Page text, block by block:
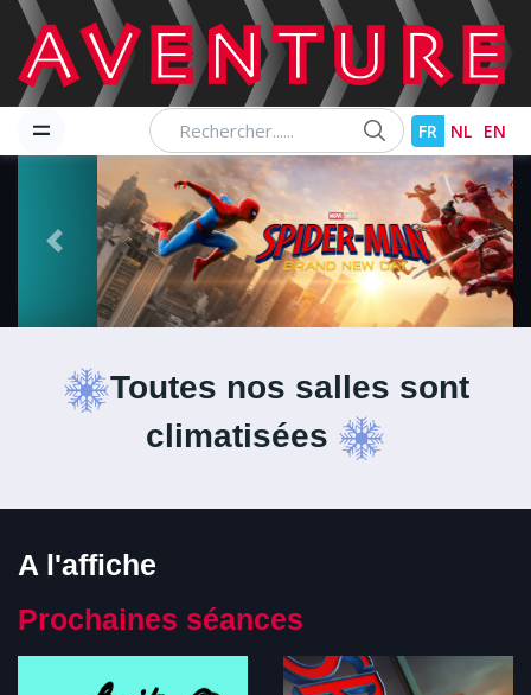
Chercher
FR NL EN
Previous Next
Toutes nos salles sont
climatisées
A l'affiche
Prochaines séances